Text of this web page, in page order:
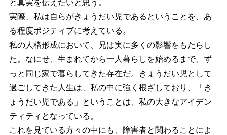
と真実を伝えたいと思う。
実際、私は自らがきょうだい児であるということを、あ
る程度ポジティブに考えている。
私の人格形成において、兄は実に多くの影響をもたらし
た。なにせ、生まれてから一人暮らしを始めるまで、ず
っと同じ家で暮らしてきた存在だ。きょうだい児として
過ごしてきた人生は、私の中に強く根ざしており、「き
ょうだい児である」ということは、私の大きなアイデン
ティティとなっている。
これを見ている方々の中にも、障害者と関わることによ